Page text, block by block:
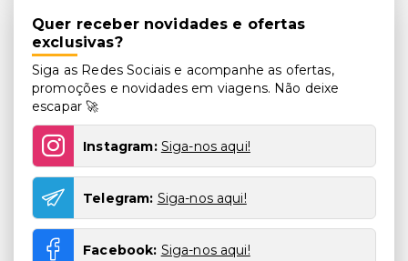
Quer receber novidades e ofertas
exclusivas?
Siga as Redes Sociais e acompanhe as ofertas,
promoções e novidades em viagens. Não deixe
escapar 🚀
Instagram: Siga-nos aqui!
Telegram: Siga-nos aqui!
Facebook: Siga-nos aqui!